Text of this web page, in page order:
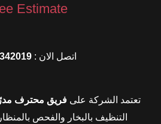
Estimate
اتصل الان :
تعتمد الشركة علىفريق محترف
التنظيف بالبخار والفحص